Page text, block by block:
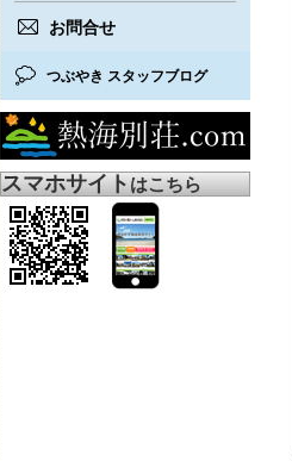
お問合せ
つぶやき スタッフブログ
スマホサイトはこちら